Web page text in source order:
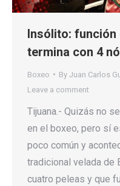
Insólito: función
termina con 4
Boxeo By Juan Carlos
Leave a comment
Tijuana.- Quizás no
en el boxeo, pero sí
poco común y
tradicional velada de
cuatro peleas y que